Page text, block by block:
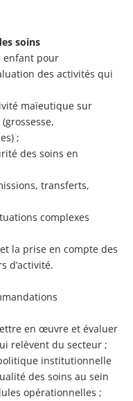
soins
enfant pour
des activités qui
maïeutique sur
;
des soins en
transferts,
complexes
la prise en compte des
d’activité.
en œuvre et évaluer
relèvent du secteur ;
institutionnelle
des soins au sein
opérationnelles ;